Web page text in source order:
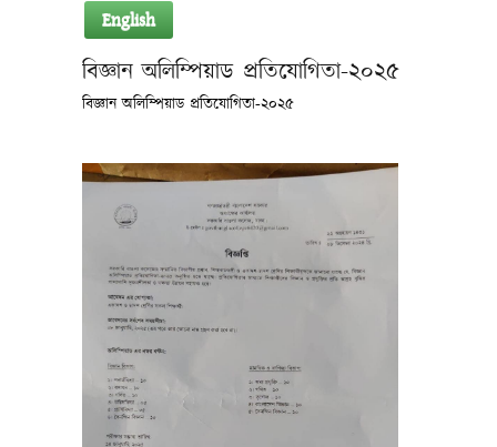
English
বিজ্ঞান অলিম্পিয়াড প্রতিযোগিতা-২০২৫
বিজ্ঞান অলিম্পিয়াড প্রতিযোগিতা-২০২৫